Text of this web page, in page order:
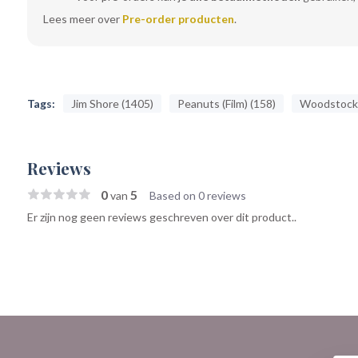
Lees meer over Pre-order producten.
Tags: Jim Shore (1405) Peanuts (Film) (158)
Reviews
0van 5
Based on 0 reviews
Er zijn nog geen reviews geschreven over dit product..